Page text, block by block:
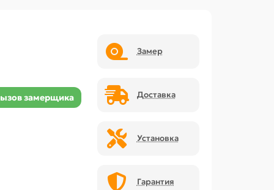
замерщика
Замер
Доставка
Установка
Гарантия